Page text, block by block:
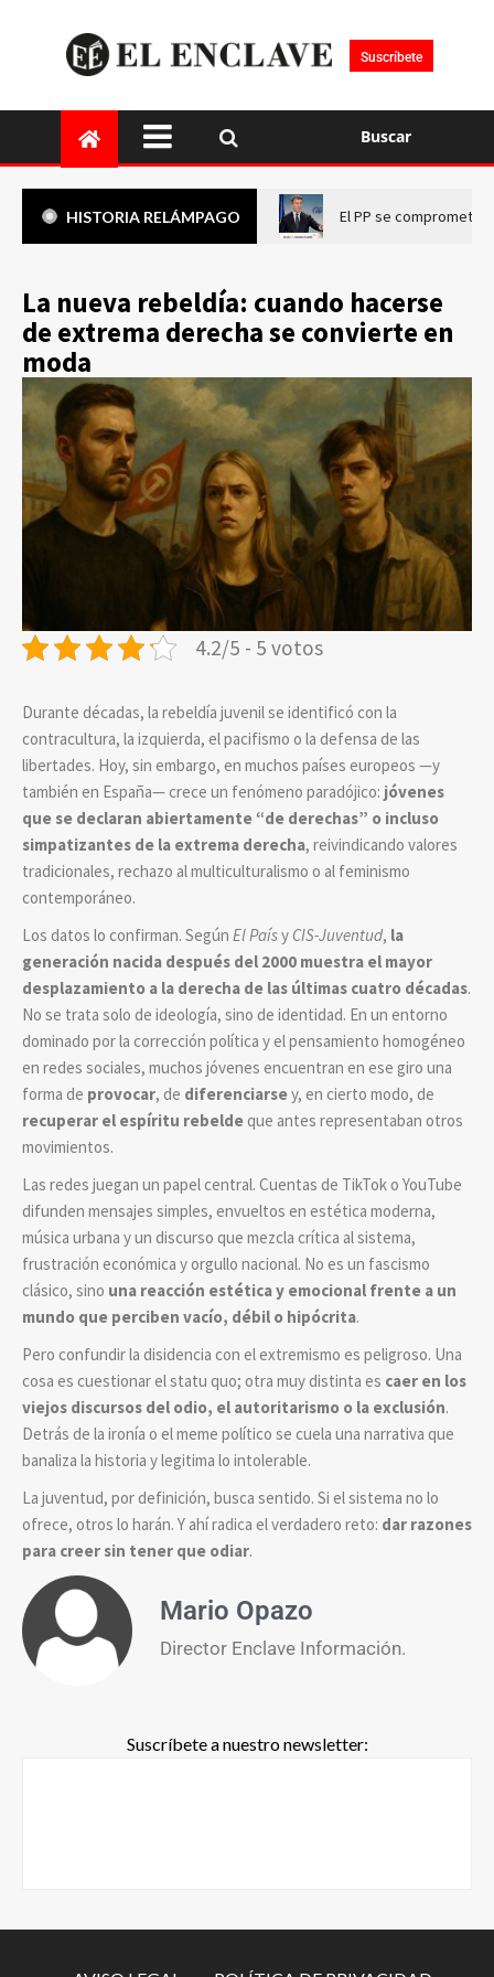
Suscríbete
Buscar
HISTORIA RELÁMPAGO El PP se compromete
La nueva rebeldía: cuando hacerse
de extrema derecha se convierte en
moda
4.2/5 - 5 votos
Durante décadas, la rebeldía juvenil se identificó con la
contracultura, la izquierda, el pacifismo o la defensa de las
libertades. Hoy, sin embargo, en muchos países europeos —y
también en España— crece un fenómeno paradójico: jóvenes
que se declaran abiertamente “de derechas” o incluso
simpatizantes de la extrema derecha, reivindicando valores
tradicionales, rechazo al multiculturalismo o al feminismo
contemporáneo.
Los datos lo confirman. Según El Paísy CIS-Juventud, la
generación nacida después del 2000 muestra el mayor
desplazamiento a la derecha de las últimas cuatro décadas.
No se trata solo de ideología, sino de identidad. En un entorno
dominado por la corrección política y el pensamiento homogéneo
en redes sociales, muchos jóvenes encuentran en ese giro una
forma de provocar, de diferenciarsey, en cierto modo, de
recuperar el espíritu rebeldeque antes representaban otros
movimientos.
Las redes juegan un papel central. Cuentas de TikTok o YouTube
difunden mensajes simples, envueltos en estética moderna,
música urbana y un discurso que mezcla crítica al sistema,
frustración económica y orgullo nacional. No es un fascismo
clásico, sino una reacción estética y emocional frente a un
mundo que perciben vacío, débil o hipócrita.
Pero confundir la disidencia con el extremismo es peligroso. Una
cosa es cuestionar el statu quo; otra muy distinta es caer en los
viejos discursos del odio, el autoritarismo o la exclusión.
Detrás de la ironía o el meme político se cuela una narrativa que
banaliza la historia y legitima lo intolerable.
La juventud, por definición, busca sentido. Si el sistema no lo
ofrece, otros lo harán. Y ahí radica el verdadero reto: dar razones
para creer sin tener que odiar.
Mario Opazo
Director Enclave Información.
Suscríbete a nuestro newsletter: